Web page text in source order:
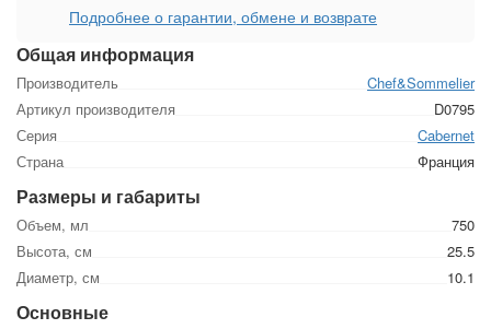
Общая информация
Производитель
Chef&Sommelier
Артикул производителя
D0795
Серия
Cabernet
Страна
Франция
Размеры и габариты
Объем, мл
750
Высота, см
25.5
Диаметр, см
10.1
Основные
Подробнее о гарантии, обмене и возврате